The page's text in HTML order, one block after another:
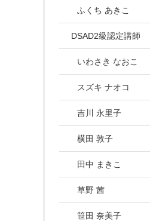
ふくち あきこ
DSAD2級認定講師
いわさき なおこ
スズキ ナオコ
吉川 永里子
横田 敦子
田中 まきこ
草野 茜
笹田 奈美子